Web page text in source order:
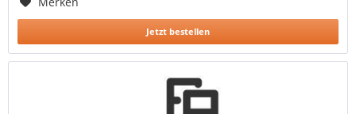
Jetzt bestellen